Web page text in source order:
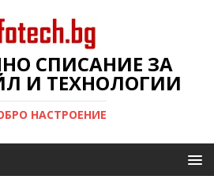
СПИСАНИЕ ЗА
И ТЕХНОЛОГИИ
НАСТРОЕНИЕ